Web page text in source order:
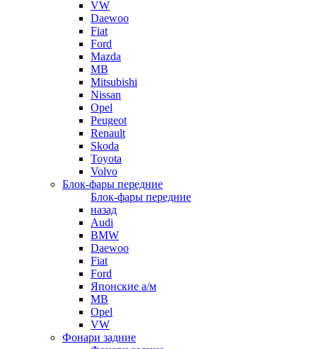
VW
Daewoo
Fiat
Ford
Mazda
MB
Mitsubishi
Nissan
Opel
Peugeot
Renault
Skoda
Toyota
Volvo
Блок-фары передние
Блок-фары передние
назад
Audi
BMW
Daewoo
Fiat
Ford
Японские а/м
MB
Opel
VW
Фонари задние